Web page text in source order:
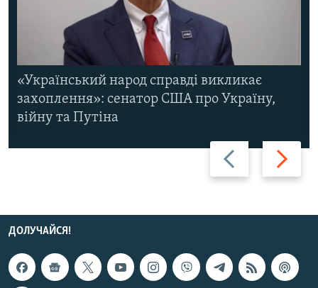
Назад Вперед
«Український народ справді викликає
захоплення»: сенатор США про Україну,
війну та Путіна
ДОЛУЧАЙСЯ!